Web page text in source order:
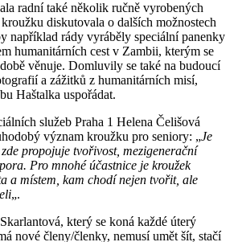
radní také několik ručně vyrobených
diskutovala o dalších možnostech
například rády vyráběly speciální panenky
humanitárních cest v Zambii, kterým se
věnuje. Domluvily se také na budoucí
a zážitků z humanitárních misí,
Haštalka uspořádat.
služeb Praha 1 Helena Čelišová
význam kroužku pro seniory: „Je
propojuje tvořivost, mezigenerační
Pro mnohé účastnice je kroužek
a místem, kam chodí nejen tvořit, ale
„.
který se koná každé úterý
nové členy/členky, nemusí umět šít, stačí